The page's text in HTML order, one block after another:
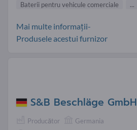
Baterii pentru vehicule comerciale
...
Mai multe informații-
Produsele acestui furnizor
S&B Beschläge GmbH
Producător
Germania